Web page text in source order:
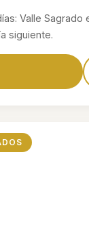
Valle Sagrado
siguiente.